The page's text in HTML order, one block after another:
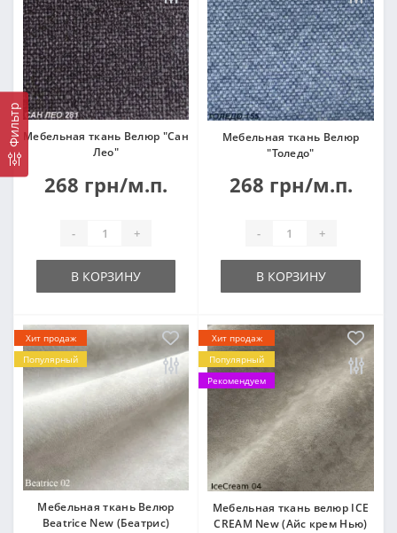
ФильтрМебельная ткань Велюр "Сан
Лео"
268 грн/м.п.
- +
В КОРЗИНУ
Мебельная ткань Велюр
"Толедо"
268 грн/м.п.
- +
В КОРЗИНУ
Хит продаж
Популярный
Мебельная ткань Велюр
Beatrice New (Беатрис)
Хит продаж
Популярный
Рекомендуем
Мебельная ткань велюр ICE
CREAM New (Айс крем Нью)